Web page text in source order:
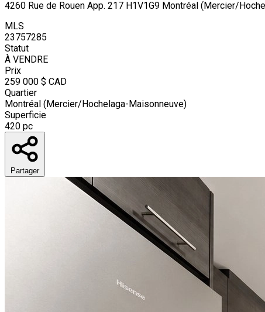
4260 Rue de Rouen App. 217 H1V1G9 Montréal (Mercier/
MLS
23757285
Statut
À VENDRE
Prix
259 000 $ CAD
Quartier
Montréal (Mercier/Hochelaga-Maisonneuve)
Superficie
420 pc
Partager